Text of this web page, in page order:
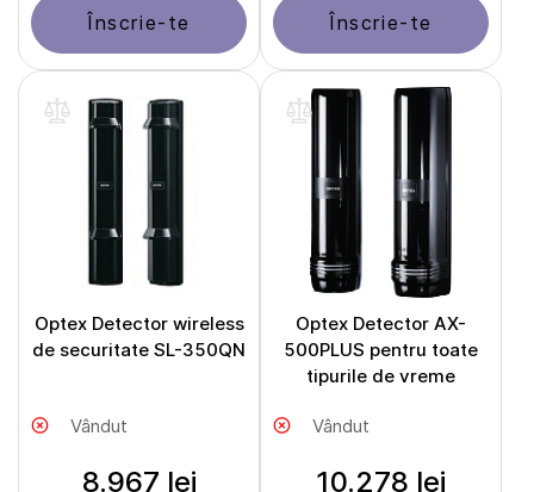
Înscrie-te Înscrie-te
Optex Detector wireless
de securitate SL-350QN
Vândut
8.967 lei
Optex Detector AX-
500PLUS pentru toate
tipurile de vreme
Vândut
10.278 lei